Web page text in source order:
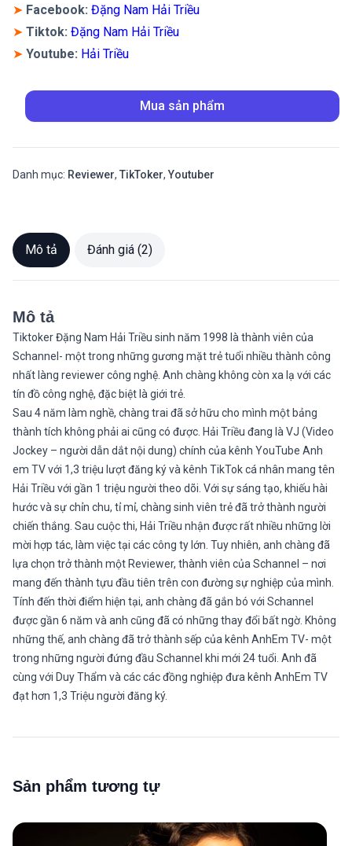
➤ Facebook: Đặng Nam Hải Triều
➤ Tiktok: Đặng Nam Hải Triều
➤ Youtube: Hải Triều
Mua sản phẩm
Danh mục: Reviewer, TikToker,Youtuber
Mô tả Đánh giá (2)
Mô tả
Tiktoker Đặng Nam Hải Triều sinh năm 1998 là thành viên của
Schannel- một trong những gương mặt trẻ tuổi nhiều thành công
nhất làng reviewer công nghệ. Anh chàng không còn xa lạ với các
tín đồ công nghệ, đặc biệt là giới trẻ.
Sau 4 năm làm nghề, chàng trai đã sở hữu cho mình một bảng
thành tích không phải ai cũng có được. Hải Triều đang là VJ (Video
Jockey – người dẫn dắt nội dung) chính của kênh YouTube Anh
em TV với 1,3 triệu lượt đăng ký và kênh TikTok cá nhân mang tên
Hải Triều với gần 1 triệu người theo dõi. Với sự sáng tạo, khiếu hài
hước và sự chỉn chu, tỉ mỉ, chàng sinh viên trẻ đã trở thành người
chiến thắng. Sau cuộc thi, Hải Triều nhận được rất nhiều những lời
mời hợp tác, làm việc tại các công ty lớn. Tuy nhiên, anh chàng đã
lựa chọn trở thành một Reviewer, thành viên của Schannel – nơi
mang đến thành tựu đầu tiên trên con đường sự nghiệp của mình.
Tính đến thời điểm hiện tại, anh chàng đã gắn bó với Schannel
được gần 6 năm và anh cũng đã có những thay đổi bất ngờ. Không
những thế, anh chàng đã trở thành sếp của kênh AnhEm TV- một
trong những người đứng đầu Schannel khi mới 24 tuổi. Anh đã
cùng với Duy Thẩm và các các đồng nghiệp đưa kênh AnhEm TV
đạt hơn 1,3 Triệu người đăng ký.
Sản phẩm tương tự